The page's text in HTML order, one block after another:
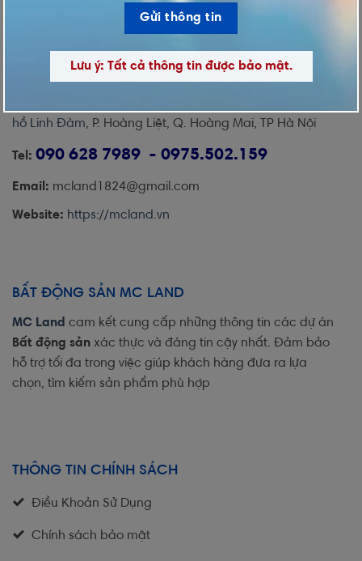
hồ Linh Đàm, P. Hoàng Liệt, Q. Hoàng Mai, TP Hà Nội
Tel: 090 628 7989 - 0975.502.159
Email: mcland1824@gmail.com
Website: https://mcland.vn
BẤT ĐỘNG SẢN MC LAND
MC Land cam kết cung cấp những thông tin các dự án
Bất động sản xác thực và đáng tin cậy nhất. Đảm bảo
hỗ trợ tối đa trong việc giúp khách hàng đưa ra lựa
chọn, tìm kiếm sản phẩm phù hợp
THÔNG TIN CHÍNH SÁCH
Điều Khoản Sử Dụng
Chính sách bảo mật
Lưu ý: Tất cả thông tin được bảo mật.